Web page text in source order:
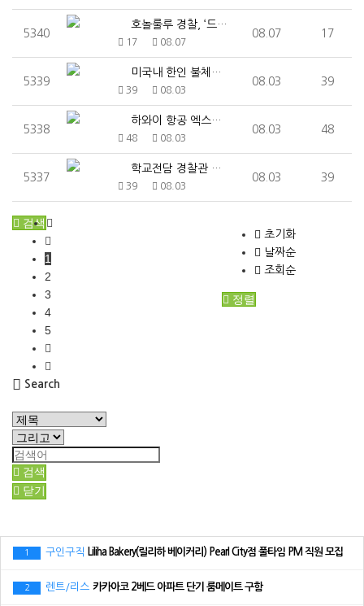
5340
호놀룰루 경찰, ‘드론 선제 대응’ 시범 운영… 911…
17 08.07
08.07 17
5339
미국내 한인 불체자 14만2천명으로 급증
39 08.03
08.03 39
5338
하와이 항공 엑스포 개최…미래 조종사 한자리에
48 08.03
08.03 48
5337
학교전담 경찰관 프로그램 서부 오아후 확대
39 08.03
08.03 39
초기화
날짜순
조회순
정렬
검색
1
2
3
4
5
Search
검색
닫기
1 구인구직 Liliha Bakery(릴리하 베이커리) Pearl City점 풀타임 PM 직원 모집
2 렌트/리스 카카아코 2베드 아파트 단기 룸메이트 구함